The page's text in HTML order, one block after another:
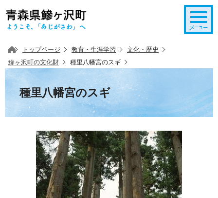
トップページ 教育・生涯学習
文化・歴史
鰺ヶ沢町の文化財
種里八幡宮のスギ
種里八幡宮のスギ